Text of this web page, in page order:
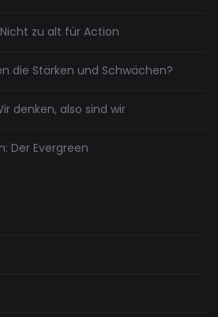
zu alt für Action
die Stärken und Schwächen?
denken, also sind wir
Der Evergreen